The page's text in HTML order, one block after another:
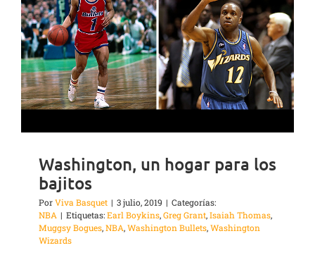
Washington, un hogar para los
bajitos
PorViva Basquet | 3 julio, 2019 | Categorías:
NBA | Etiquetas:Earl Boykins,Greg Grant,Isaiah Thomas,
Muggsy Bogues,NBA,Washington Bullets,Washington
Wizards